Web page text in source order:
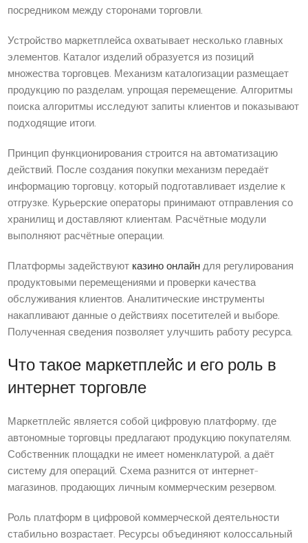
посредником между сторонами торговли.
Устройство маркетплейса охватывает несколько главных
элементов. Каталог изделий образуется из позиций
множества торговцев. Механизм каталогизации размещает
продукцию по разделам, упрощая перемещение. Алгоритмы
поиска алгоритмы исследуют запиты клиентов и показывают
подходящие итоги.
Принцип функционирования строится на автоматизацию
действий. После создания покупки механизм передаёт
информацию торговцу, который подготавливает изделие к
отгрузке. Курьерские операторы принимают отправления со
хранилищ и доставляют клиентам. Расчётные модули
выполняют расчётные операции.
Платформы задействуют казино онлайндля регулирования
продуктовыми перемещениями и проверки качества
обслуживания клиентов. Аналитические инструменты
накапливают данные о действиях посетителей и выборе.
Полученная сведения позволяет улучшить работу ресурса.
Что такое маркетплейс и его роль в
интернет торговле
Маркетплейс является собой цифровую платформу, где
автономные торговцы предлагают продукцию покупателям.
Собственник площадки не имеет номенклатурой, а даёт
систему для операций. Схема разнится от интернет-
магазинов, продающих личным коммерческим резервом.
Роль платформ в цифровой коммерческой деятельности
стабильно возрастает. Ресурсы объединяют колоссальный